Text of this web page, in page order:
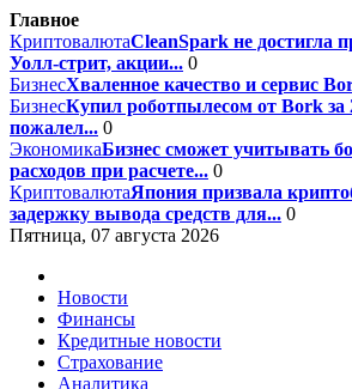
Главное
КриптовалютаCleanSpark не достигла
Уолл-стрит, акции... 0
БизнесХваленное качество и сервис
БизнесКупил роботпылесом от Bork за
пожалел... 0
ЭкономикаБизнес сможет учитывать
расходов при расчете... 0
КриптовалютаЯпония призвала
задержку вывода средств для... 0
Пятница, 07 августа 2026
Новости
Финансы
Кредитные новости
Страхование
Аналитика